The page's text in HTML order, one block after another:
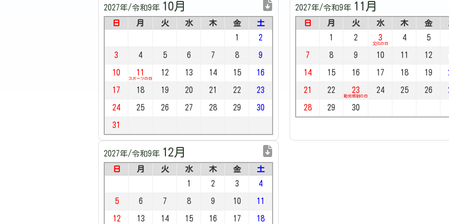
2027年/令和9年 10月
日 月 火 水 木 金
土
1
2
3 4 5 6 7 8 9
10 11
スポーツの日
12 13 14 15 16
17 18 19 20 21 22 23
24 25 26 27 28 29 30
31
2027年/令和9年 11月
日 月 火 水 木 金
1
2 3
文化の日
4 5
7 8 9 10 11 12
14 15 16 17 18 19
21 22 23
勤労感謝の日
24 25 26
28 29 30
2027年/令和9年 12月
日 月 火 水 木 金
土
1
2 3 4
5 6 7 8 9 10 11
12 13 14 15 16 17 18